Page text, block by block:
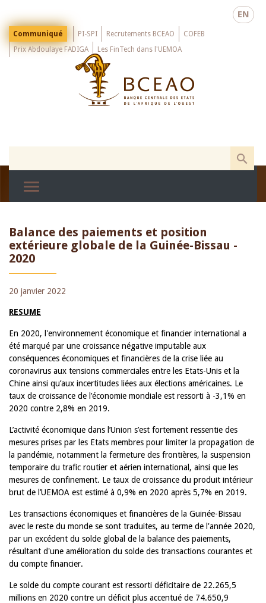
main
EN
Menu
Top
Communiqué PI-SPI Recrutements BCEAO
COFEB
Prix Abdoulaye FADIGA
Les FinTech dans l'UEMOA
Balance des paiements et position
extérieure globale de la Guinée-Bissau -
2020
20 janvier 2022
RESUME
En 2020, l'environnement économique et financier international a
été marqué par une croissance négative imputable aux
conséquences économiques et financières de la crise liée au
coronavirus aux tensions commerciales entre les Etats-Unis et la
Chine ainsi qu’aux incertitudes liées aux élections américaines. Le
taux de croissance de l’économie mondiale est ressorti à -3,1% en
2020 contre 2,8% en 2019.
L’activité économique dans l’Union s’est fortement ressentie des
mesures prises par les Etats membres pour limiter la propagation de
la pandémie, notamment la fermeture des frontières, la suspension
temporaire du trafic routier et aérien international, ainsi que les
mesures de confinement. Le taux de croissance du produit intérieur
brut de l’UEMOA est estimé à 0,9% en 2020 après 5,7% en 2019.
Les transactions économiques et financières de la Guinée-Bissau
avec le reste du monde se sont traduites, au terme de l'année 2020,
par un excédent du solde global de la balance des paiements,
résultant d'une amélioration du solde des transactions courantes et
du compte financier.
Le solde du compte courant est ressorti déficitaire de 22.265,5
millions en 2020 contre un déficit plus accentué de 74.650,9